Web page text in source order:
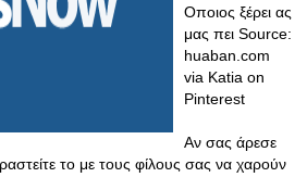
Οποιος ξέρει ας
μας πει Source:
huaban.com
via Katia on
Pinterest
Αν σας άρεσε
το με τους φίλους σας να χαρούν